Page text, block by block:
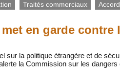
Traités commerciaux
en garde contre
sur la politique étrangère et de
la Commission sur les dangers